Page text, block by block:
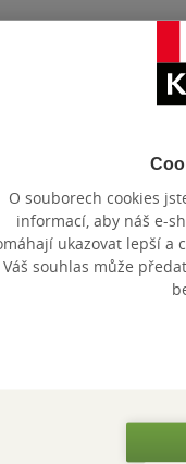
jí vyhrožovat, musí
objeví staré svatební
zapadat. Zjistí, že šaty
tam, kde musí být,
lidem.
převracet čas a
jen s místním
než dříve a
Kdo z nich nakonec
O souborech cookies
informací, aby náš e-
ukazovat lepší a
Váš souhlas může